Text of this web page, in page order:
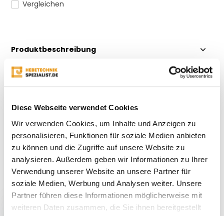
Diese Webseite verwendet Cookies
Wir verwenden Cookies, um Inhalte und Anzeigen zu
personalisieren, Funktionen für soziale Medien anbieten
zu können und die Zugriffe auf unsere Website zu
analysieren. Außerdem geben wir Informationen zu Ihrer
Verwendung unserer Website an unsere Partner für
soziale Medien, Werbung und Analysen weiter. Unsere
Partner führen diese Informationen möglicherweise mit
weiteren Daten zusammen, die Sie ihnen bereitgestellt
Vergleichen
Produktbeschreibung
Eigenschaften
Bewertungen
Teilen
Kürzlich gesehen